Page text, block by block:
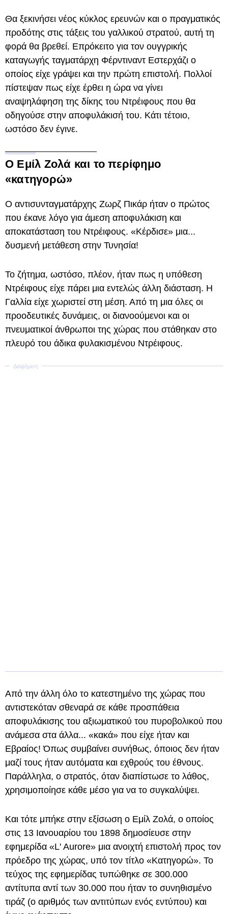
Θα ξεκινήσει νέος κύκλος ερευνών και ο πραγματικός
προδότης στις τάξεις του γαλλικού στρατού, αυτή τη
φορά θα βρεθεί. Επρόκειτο για τον ουγγρικής
καταγωγής ταγματάρχη Φέρντιναντ Εστερχάζι ο
οποίος είχε γράψει και την πρώτη επιστολή. Πολλοί
πίστεψαν πως είχε έρθει η ώρα να γίνει
αναψηλάφηση της δίκης του Ντρέιφους που θα
οδηγούσε στην αποφυλάκισή του. Κάτι τέτοιο,
ωστόσο δεν έγινε.
Ο Εμίλ Ζολά και το περίφημο
«κατηγορώ»
Ο αντισυνταγματάρχης Ζωρζ Πικάρ ήταν ο πρώτος
που έκανε λόγο για άμεση αποφυλάκιση και
αποκατάσταση του Ντρέιφους. «Κέρδισε» μια...
δυσμενή μετάθεση στην Τυνησία!
Το ζήτημα, ωστόσο, πλέον, ήταν πως η υπόθεση
Ντρέιφους είχε πάρει μια εντελώς άλλη διάσταση. Η
Γαλλία είχε χωριστεί στη μέση. Από τη μια όλες οι
προοδευτικές δυνάμεις, οι διανοούμενοι και οι
πνευματικοί άνθρωποι της χώρας που στάθηκαν στο
πλευρό του άδικα φυλακισμένου Ντρέιφους.
Από την άλλη όλο το κατεστημένο της χώρας που
αντιστεκόταν σθεναρά σε κάθε προσπάθεια
αποφυλάκισης του αξιωματικού του πυροβολικού που
ανάμεσα στα άλλα... «κακά» που είχε ήταν και
Εβραίος! Όπως συμβαίνει συνήθως, όποιος δεν ήταν
μαζί τους ήταν αυτόματα και εχθρούς του έθνους.
Παράλληλα, ο στρατός, όταν διαπίστωσε το λάθος,
χρησιμοποίησε κάθε μέσο για να το συγκαλύψει.
Και τότε μπήκε στην εξίσωση ο Εμίλ Ζολά, ο οποίος
στις 13 Ιανουαρίου του 1898 δημοσίευσε στην
εφημερίδα «L' Aurore» μια ανοιχτή επιστολή προς τον
πρόεδρο της χώρας, υπό τον τίτλο «Κατηγορώ». Το
τεύχος της εφημερίδας τυπώθηκε σε 300.000
αντίτυπα αντί των 30.000 που ήταν το συνηθισμένο
τιράζ (ο αριθμός των αντιτύπων ενός εντύπου) και